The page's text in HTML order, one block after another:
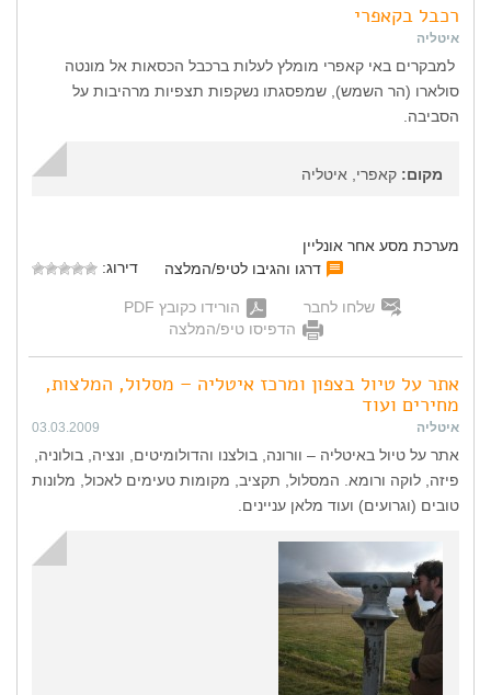
רכבל בקאפרי
איטליה
למבקרים באי קאפרי מומלץ לעלות ברכבל הכסאות אל מונטה
סולארו (הר השמש), שמפסגתו נשקפות תצפיות מרהיבות על
הסביבה.
מקום: קאפרי, איטליה
מערכת מסע אחר אונליין
דרגו והגיבו לטיפ/המלצה
דירוג:
שלחו לחבר
הורידו כקובץ PDF
הדפיסו טיפ/המלצה
אתר על טיול בצפון ומרכז איטליה – מסלול, המלצות,
מחירים ועוד
איטליה 03.03.2009
אתר על טיול באיטליה – וורונה, בולצנו והדולומיטים, ונציה, בולוניה,
פיזה, לוקה ורומא. המסלול, תקציב, מקומות טעימים לאכול, מלונות
טובים (וגרועים) ועוד מלאן עניינים.